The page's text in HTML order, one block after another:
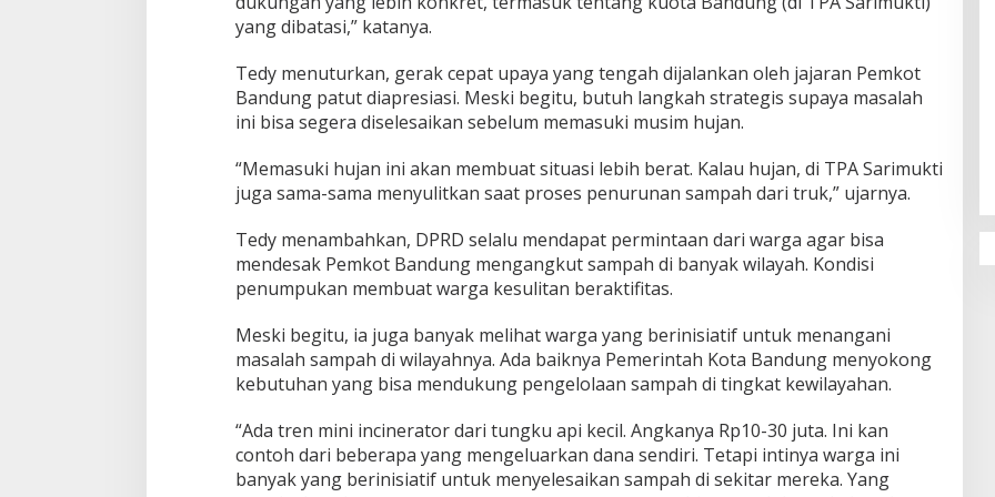
P
e
p
r
o
yang dibatasi,” katanya.
Tedy menuturkan, gerak cepat upaya yang tengah dijalankan oleh jajaran Pemkot
Bandung patut diapresiasi. Meski begitu, butuh langkah strategis supaya masalah
ini bisa segera diselesaikan sebelum memasuki musim hujan.
“Memasuki hujan ini akan membuat situasi lebih berat. Kalau hujan, di TPA Sarimukti
juga sama-sama menyulitkan saat proses penurunan sampah dari truk,” ujarnya.
Tedy menambahkan, DPRD selalu mendapat permintaan dari warga agar bisa
mendesak Pemkot Bandung mengangkut sampah di banyak wilayah. Kondisi
penumpukan membuat warga kesulitan beraktifitas.
Meski begitu, ia juga banyak melihat warga yang berinisiatif untuk menangani
masalah sampah di wilayahnya. Ada baiknya Pemerintah Kota Bandung menyokong
kebutuhan yang bisa mendukung pengelolaan sampah di tingkat kewilayahan.
“Ada tren mini incinerator dari tungku api kecil. Angkanya Rp10-30 juta. Ini kan
contoh dari beberapa yang mengeluarkan dana sendiri. Tetapi intinya warga ini
banyak yang berinisiatif untuk menyelesaikan sampah di sekitar mereka. Yang
Penguatan Pendidikan Agama dan
Bikin Sekolah di Malaysia Tertarik
Mempelajarinya
Wakil Wali Kota Cimahi Soroti
Keberlanjutan Dunia Pendidikan